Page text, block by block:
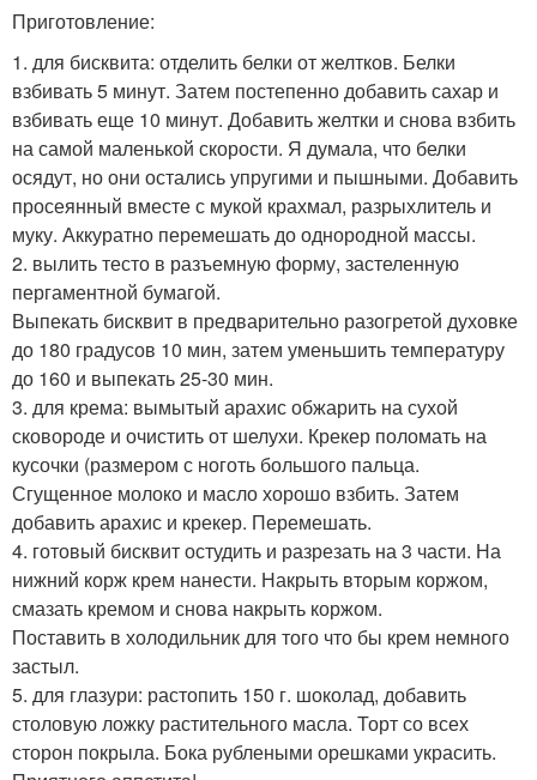
Приготовление:
1. для бисквита: отделить белки от желтков. Белки
взбивать 5 минут. Затем постепенно добавить сахар и
взбивать еще 10 минут. Добавить желтки и снова взбить
на самой маленькой скорости. Я думала, что белки
осядут, но они остались упругими и пышными. Добавить
просеянный вместе с мукой крахмал, разрыхлитель и
муку. Аккуратно перемешать до однородной массы.
2. вылить тесто в разъемную форму, застеленную
пергаментной бумагой.
Выпекать бисквит в предварительно разогретой духовке
до 180 градусов 10 мин, затем уменьшить температуру
до 160 и выпекать 25-30 мин.
3. для крема: вымытый арахис обжарить на сухой
сковороде и очистить от шелухи. Крекер поломать на
кусочки (размером с ноготь большого пальца.
Сгущенное молоко и масло хорошо взбить. Затем
добавить арахис и крекер. Перемешать.
4. готовый бисквит остудить и разрезать на 3 части. На
нижний корж крем нанести. Накрыть вторым коржом,
смазать кремом и снова накрыть коржом.
Поставить в холодильник для того что бы крем немного
застыл.
5. для глазури: растопить 150 г. шоколад, добавить
столовую ложку растительного масла. Торт со всех
сторон покрыла. Бока рублеными орешками украсить.